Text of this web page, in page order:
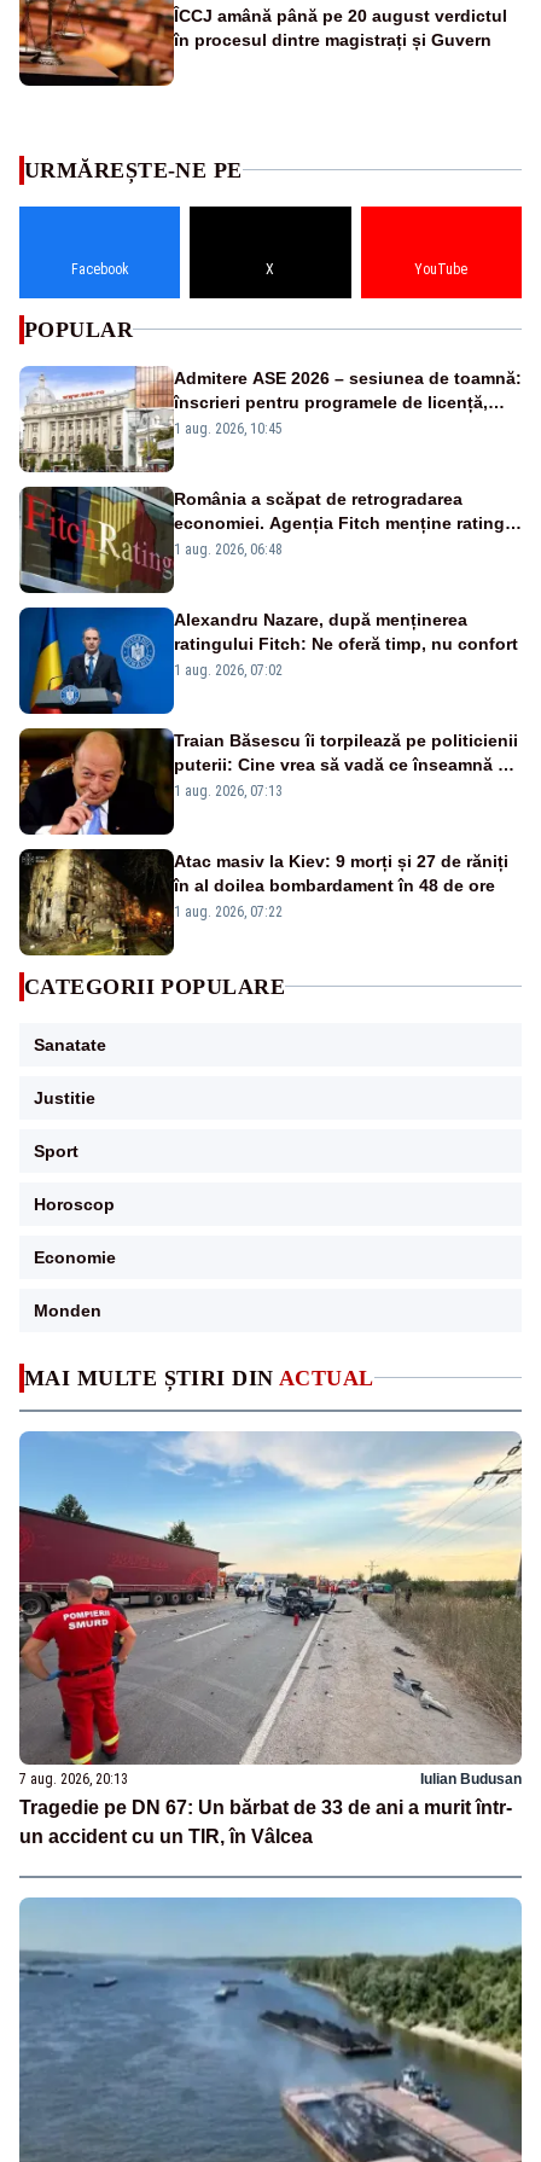
ÎCCJ amână până pe 20 august verdictul
în procesul dintre magistrați și Guvern
MAI MULTE ȘTIRI DIN ACTUAL
7 aug. 2026, 20:13 Iulian Budusan
Tragedie pe DN 67: Un bărbat de 33 de ani a murit într-
un accident cu un TIR, în Vâlcea
URMĂREȘTE-NE PE
Facebook X YouTube
POPULAR
Admitere ASE 2026 – sesiunea de toamnă:
înscrieri pentru programele de licență,
masterat și doctorat
1 aug. 2026, 10:45
România a scăpat de retrogradarea
economiei. Agenția Fitch menține ratingul
„BBB-” cu perspectivă negativă
1 aug. 2026, 06:48
Alexandru Nazare, după menținerea
ratingului Fitch: Ne oferă timp, nu confort
1 aug. 2026, 07:02
Traian Băsescu îi torpilează pe politicienii
puterii: Cine vrea să vadă ce înseamnă să
fii prost, se uită la România
1 aug. 2026, 07:13
Atac masiv la Kiev: 9 morți și 27 de răniți
în al doilea bombardament în 48 de ore
1 aug. 2026, 07:22
CATEGORII POPULARE
Sanatate
Justitie
Sport
Horoscop
Economie
Monden